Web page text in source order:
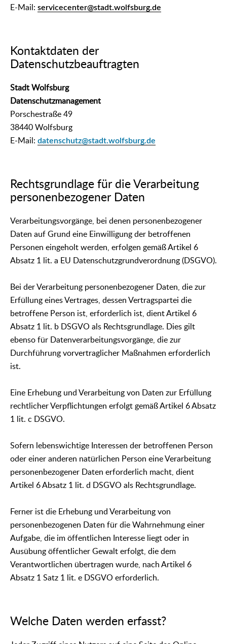
E-Mail: servicecenter@stadt.wolfsburg.de
Kontaktdaten der
Datenschutzbeauftragten
Stadt Wolfsburg
Datenschutzmanagement
Porschestraße 49
38440 Wolfsburg
E-Mail: datenschutz@stadt.wolfsburg.de
Rechtsgrundlage für die Verarbeitung
personenbezogener Daten
Verarbeitungsvorgänge, bei denen personenbezogener
Daten auf Grund eine Einwilligung der betroffenen
Personen eingeholt werden, erfolgen gemäß Artikel 6
Absatz 1 lit. a EU Datenschutzgrundverordnung (DSGVO).
Bei der Verarbeitung personenbezogener Daten, die zur
Erfüllung eines Vertrages, dessen Vertragspartei die
betroffene Person ist, erforderlich ist, dient Artikel 6
Absatz 1 lit. b DSGVO als Rechtsgrundlage. Dies gilt
ebenso für Datenverarbeitungsvorgänge, die zur
Durchführung vorvertraglicher Maßnahmen erforderlich
ist.
Eine Erhebung und Verarbeitung von Daten zur Erfüllung
rechtlicher Verpflichtungen erfolgt gemäß Artikel 6 Absatz
1 lit. c DSGVO.
Sofern lebenswichtige Interessen der betroffenen Person
oder einer anderen natürlichen Person eine Verarbeitung
personenbezogener Daten erforderlich macht, dient
Artikel 6 Absatz 1 lit. d DSGVO als Rechtsgrundlage.
Ferner ist die Erhebung und Verarbeitung von
personenbezogenen Daten für die Wahrnehmung einer
Aufgabe, die im öffentlichen Interesse liegt oder in
Ausübung öffentlicher Gewalt erfolgt, die dem
Verantwortlichen übertragen wurde, nach Artikel 6
Absatz 1 Satz 1 lit. e DSGVO erforderlich.
Welche Daten werden erfasst?